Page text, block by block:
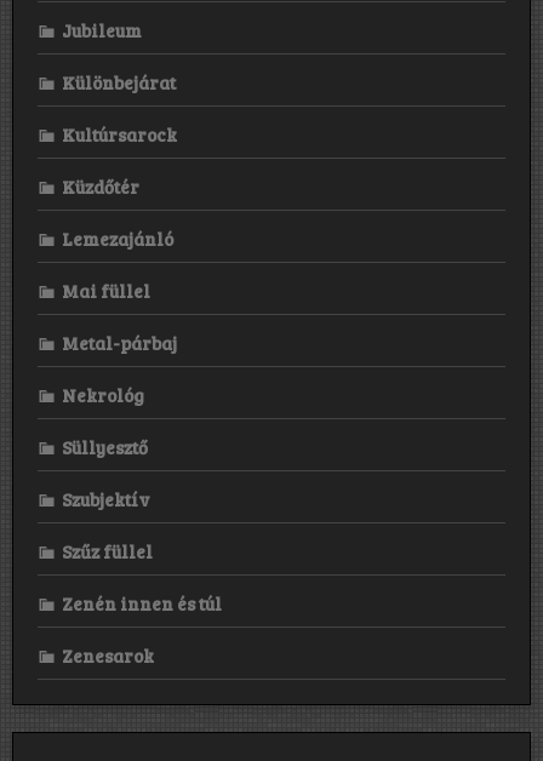
Jubileum
Különbejárat
Kultúrsarock
Küzdőtér
Lemezajánló
Mai füllel
Metal-párbaj
Nekrológ
Süllyesztő
Szubjektív
Szűz füllel
Zenén innen és túl
Zenesarok